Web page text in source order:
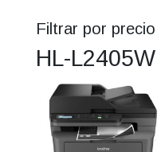
Filtrar por precio
HL-L2405W